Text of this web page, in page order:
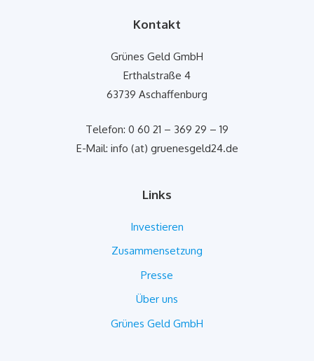
Kontakt
Grünes Geld GmbH
Erthalstraße 4
63739 Aschaffenburg
Telefon: 0 60 21 – 369 29 – 19
E-Mail: info (at) gruenesgeld24.de
Links
Investieren
Zusammensetzung
Presse
Über uns
Grünes Geld GmbH